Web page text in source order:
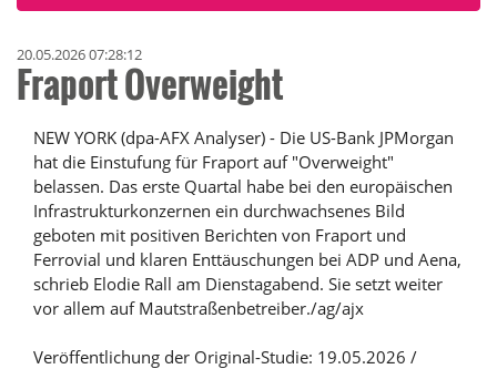
20.05.2026 07:28:12
Fraport Overweight
NEW YORK (dpa-AFX Analyser) - Die US-Bank JPMorgan
hat die Einstufung für Fraport auf "Overweight"
belassen. Das erste Quartal habe bei den europäischen
Infrastrukturkonzernen ein durchwachsenes Bild
geboten mit positiven Berichten von Fraport und
Ferrovial und klaren Enttäuschungen bei ADP und Aena,
schrieb Elodie Rall am Dienstagabend. Sie setzt weiter
vor allem auf Mautstraßenbetreiber./ag/ajx
Veröffentlichung der Original-Studie: 19.05.2026 /